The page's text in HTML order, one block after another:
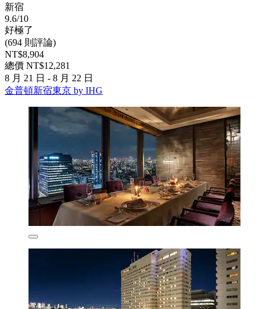
新宿
9.6/10
好極了
(694 則評論)
NT$8,904
總價 NT$12,281
8 月 21 日 - 8 月 22 日
金普頓新宿東京 by IHG